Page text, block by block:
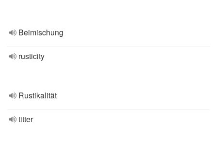
Beimischung
rusticity
Rustikalität
titter